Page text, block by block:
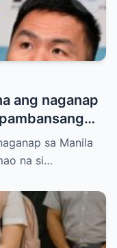
ang naganap
ay
immigration
sa Manila
na si…